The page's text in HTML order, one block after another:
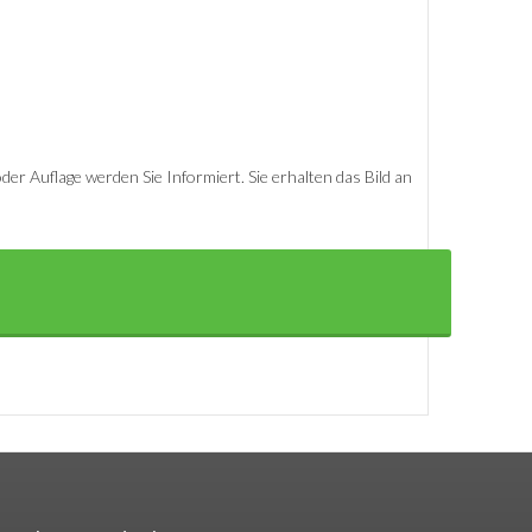
Auflage werden Sie Informiert. Sie erhalten das Bild an